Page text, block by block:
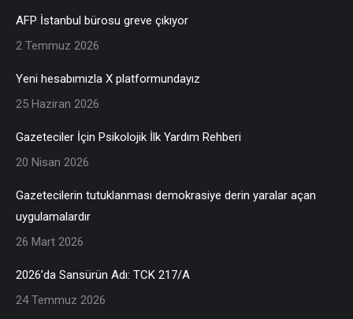
AFP İstanbul bürosu greve çıkıyor
2 Temmuz 2026
Yeni hesabımızla X platformundayız
25 Haziran 2026
Gazeteciler İçin Psikolojik İlk Yardım Rehberi
20 Nisan 2026
Gazetecilerin tutuklanması demokrasiye derin yaralar açan
uygulamalardır
26 Mart 2026
2026’da Sansürün Adı: TCK 217/A
24 Temmuz 2026